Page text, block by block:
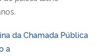
da Chamada Pública
a